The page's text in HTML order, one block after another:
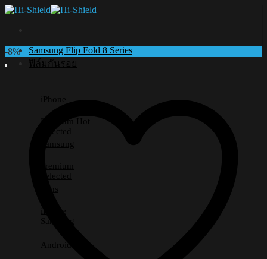
Skip
Samsung Flip Fold 8 Series
ฟิล์มกันรอย
iPhone
Premium
Selected
Samsung
Premium
Selected
Lens
iPhone
Samsung
Android อื่นๆ
-8%